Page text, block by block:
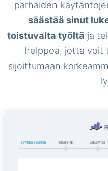
parhaiden
säästää sinut
toistuvalta työltä ja
helppoa, jotta voit
sijoittumaan